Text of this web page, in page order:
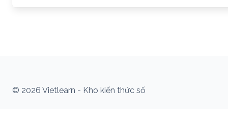
© 2026 Vietlearn - Kho kiến thức số